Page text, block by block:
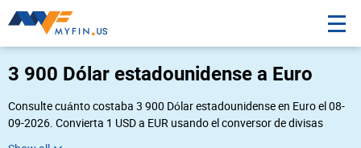
3 900 Dólar estadounidense a Euro
Consulte cuánto costaba 3 900 Dólar estadounidense en Euro el 08-
09-2026. Convierta 1 USD a EUR usando el conversor de divisas